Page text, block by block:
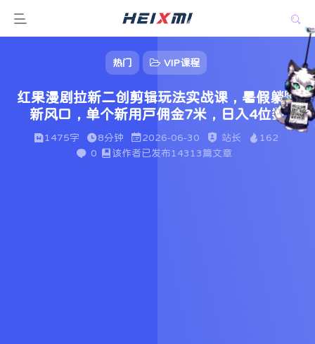
热门 VIP课程
红果漫剧拉新二创剪辑玩法实战课，暑假躺賺
新风口，单个新用户佣金7米，日入4位数
1475字 8分钟 2026-06-30 站长
162
0
该作者已发布14313篇文章